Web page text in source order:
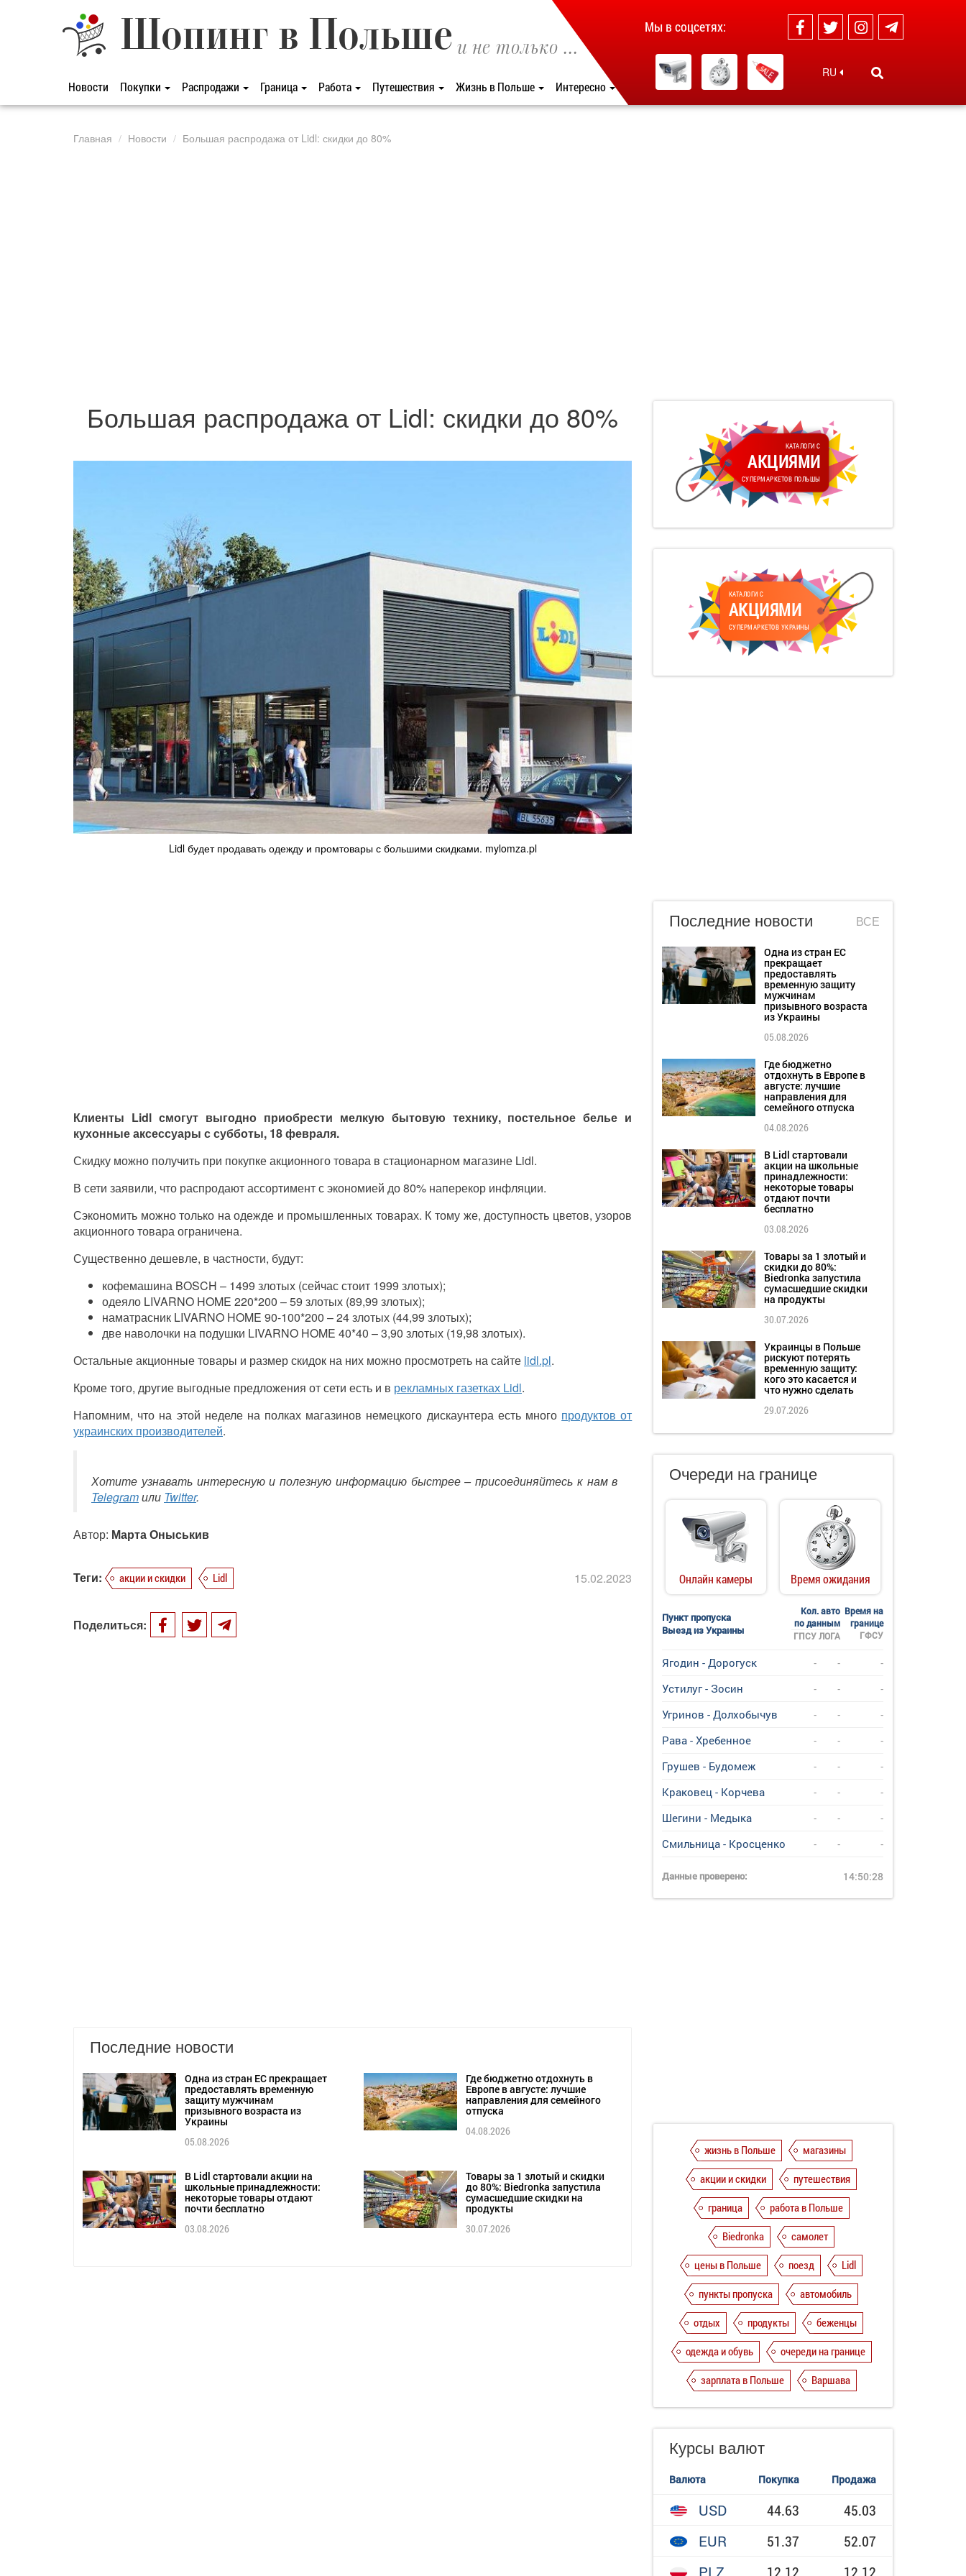
Шопинг в Польше и не только ...
Новости Покупки Распродажи Граница Работа Путешествия Жизнь в Польше Интересно
Мы в соцсетях:
RU
Главная Новости Большая распродажа от Lidl: скидки до 80%
Большая распродажа от Lidl: скидки до 80%
Lidl будет продавать одежду и промтовары с большими скидками. mylomza.pl
Клиенты Lidl смогут выгодно приобрести мелкую бытовую технику, постельное белье и
кухонные аксессуары с субботы, 18 февраля.
Скидку можно получить при покупке акционного товара в стационарном магазине Lidl.
В сети заявили, что распродают ассортимент с экономией до 80% наперекор инфляции.
Сэкономить можно только на одежде и промышленных товарах. К тому же, доступность цветов, узоров
акционного товара ограничена.
Существенно дешевле, в частности, будут:
кофемашина BOSCH – 1499 злотых (сейчас стоит 1999 злотых);
одеяло LIVARNO HOME 220*200 – 59 злотых (89,99 злотых);
наматрасник LIVARNO HOME 90-100*200 – 24 злотых (44,99 злотых);
две наволочки на подушки LIVARNO HOME 40*40 – 3,90 злотых (19,98 злотых).
Остальные акционные товары и размер скидок на них можно просмотреть на сайте lidl.pl.
Кроме того, другие выгодные предложения от сети есть и в рекламных газетках Lidl.
Напомним, что на этой неделе на полках магазинов немецкого дискаунтера есть много продуктов от
украинских производителей.
Хотите узнавать интересную и полезную информацию быстрее – присоединяйтесь к нам в
Telegramили Twitter.
Автор: Марта Оныськив
Теги: акции и скидки Lidl 15.02.2023
Поделиться:
Последние новости
Одна из стран ЕС прекращает
предоставлять временную
защиту мужчинам
призывного возраста из
Украины
05.08.2026
Где бюджетно отдохнуть в
Европе в августе: лучшие
направления для семейного
отпуска
04.08.2026
В Lidl стартовали акции на
школьные принадлежности:
некоторые товары отдают
почти бесплатно
03.08.2026
Товары за 1 злотый и скидки
до 80%: Biedronka запустила
сумасшедшие скидки на
продукты
30.07.2026
КАТАЛОГИ С
АКЦИЯМИ
СУПЕРМАРКЕТОВ ПОЛЬШЫ
КАТАЛОГИ С
АКЦИЯМИ
СУПЕРМАРКЕТОВ УКРАИНЫ
Последние новости ВСЕ
Одна из стран ЕС
прекращает
предоставлять
временную защиту
мужчинам
призывного возраста
из Украины
05.08.2026
Где бюджетно
отдохнуть в Европе в
августе: лучшие
направления для
семейного отпуска
04.08.2026
В Lidl стартовали
акции на школьные
принадлежности:
некоторые товары
отдают почти
бесплатно
03.08.2026
Товары за 1 злотый и
скидки до 80%:
Biedronka запустила
сумасшедшие скидки
на продукты
30.07.2026
Украинцы в Польше
рискуют потерять
временную защиту:
кого это касается и
что нужно сделать
29.07.2026
Очереди на границе
Онлайн камеры Время ожидания
Пункт пропуска
Выезд из Украины
Кол. авто
по данным
Время на
границе
ГФСУ
ГПСУ ЛОГА
Ягодин - Дорогуск - -
-
Устилуг - Зосин
- -
-
Угринов - Долхобычув
- -
-
Рава - Хребенное
- -
-
Грушев - Будомеж
- -
-
Краковец - Корчева
- -
-
Шегини - Медыка
- -
-
Смильница - Кросценко
- - -
Данные проверено: 14:50:28
жизнь в Польше
магазины
акции и скидки
путешествия
граница
работа в Польше
Biedronka
самолет
цены в Польше
поезд
Lidl
пункты пропуска
автомобиль
отдых
продукты
беженцы
одежда и обувь
очереди на границе
зарплата в Польше
Варшава
Курсы валют
Валюта Покупка Продажа
USD 44.63
45.03
EUR
51.37
52.07
PLZ
12.12 12.12